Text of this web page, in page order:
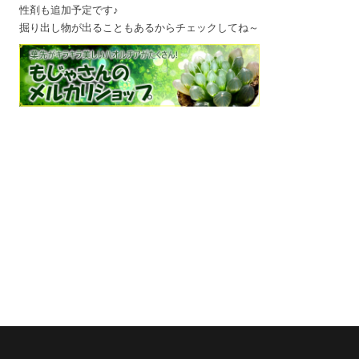
性剤も追加予定です♪
掘り出し物が出ることもあるからチェックしてね～